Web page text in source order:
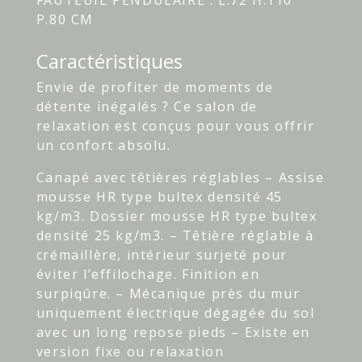
P.80 CM
Caractéristiques
Envie de profiter de moments de
détente inégalés ? Ce salon de
relaxation est conçus pour vous offrir
un confort absolu.
Canapé avec têtières réglables – Assise
mousse HR type bultex densité 45
kg/m3. Dossier mousse HR type bultex
densité 25 kg/m3. – Têtière réglable à
crémaillère, intérieur surjeté pour
éviter l’effilochage. Finition en
surpiqûre. – Mécanique près du mur
uniquement électrique dégagée du sol
avec un long repose pieds – Existe en
version fixe ou relaxation